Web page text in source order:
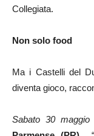
Collegiata.
Non solo food
Ma i Castelli del
diventa gioco,
Sabato 30 maggio